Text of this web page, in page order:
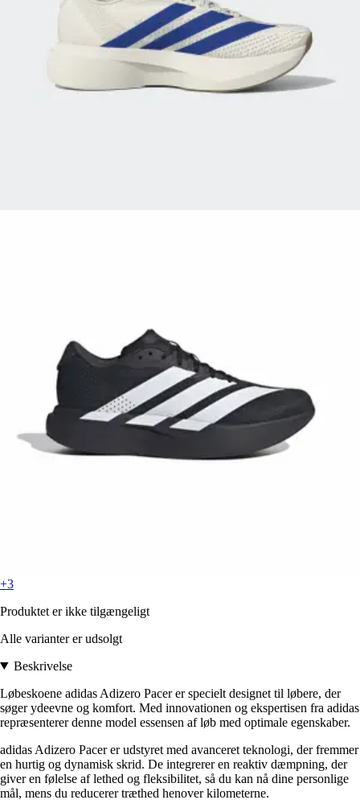
+3
Produktet er ikke tilgængeligt
Alle varianter er udsolgt
Beskrivelse
Løbeskoene adidas Adizero Pacer er specielt designet til løbere, der
søger ydeevne og komfort. Med innovationen og ekspertisen fra adidas
repræsenterer denne model essensen af løb med optimale egenskaber.
adidas Adizero Pacer er udstyret med avanceret teknologi, der fremmer
en hurtig og dynamisk skrid. De integrerer en reaktiv dæmpning, der
giver en følelse af lethed og fleksibilitet, så du kan nå dine personlige
mål, mens du reducerer træthed henover kilometerne.